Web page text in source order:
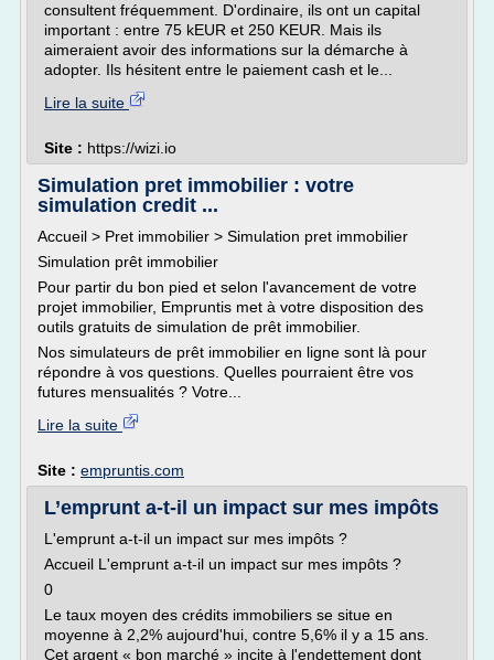
consultent fréquemment. D'ordinaire, ils ont un capital
important : entre 75 kEUR et 250 KEUR. Mais ils
aimeraient avoir des informations sur la démarche à
adopter. Ils hésitent entre le paiement cash et le...
Lire la suite
Site : https://wizi.io
Simulation pret immobilier : votre
simulation credit ...
Accueil > Pret immobilier > Simulation pret immobilier
Simulation prêt immobilier
Pour partir du bon pied et selon l'avancement de votre
projet immobilier, Empruntis met à votre disposition des
outils gratuits de simulation de prêt immobilier.
Nos simulateurs de prêt immobilier en ligne sont là pour
répondre à vos questions. Quelles pourraient être vos
futures mensualités ? Votre...
Lire la suite
Site : empruntis.com
L’emprunt a-t-il un impact sur mes impôts
L'emprunt a-t-il un impact sur mes impôts ?
Accueil L'emprunt a-t-il un impact sur mes impôts ?
0
Le taux moyen des crédits immobiliers se situe en
moyenne à 2,2% aujourd'hui, contre 5,6% il y a 15 ans.
Cet argent « bon marché » incite à l'endettement dont